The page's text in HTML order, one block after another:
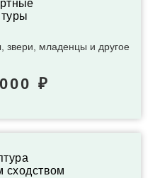
звери, младенцы и другое
₽
сходством